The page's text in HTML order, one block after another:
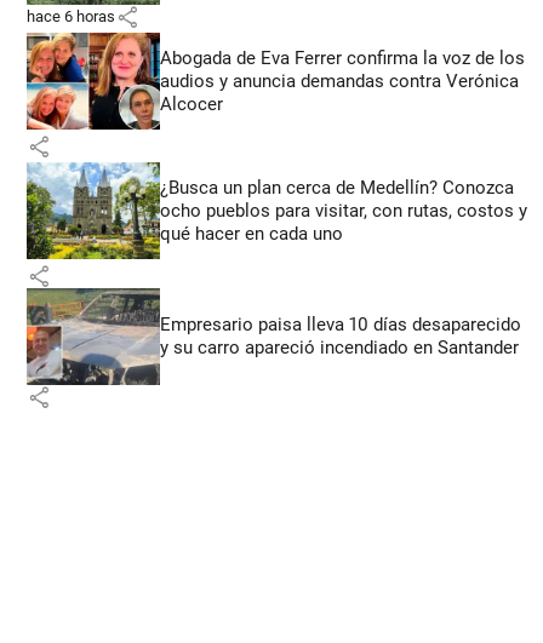
hace 6 horas share
Abogada de Eva Ferrer confirma la voz de los
audios y anuncia demandas contra Verónica
Alcocer
share
¿Busca un plan cerca de Medellín? Conozca
ocho pueblos para visitar, con rutas, costos y
qué hacer en cada uno
share
Empresario paisa lleva 10 días desaparecido
y su carro apareció incendiado en Santander
share